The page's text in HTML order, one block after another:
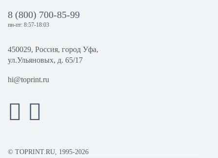
8 (800) 700-85-99
пн-пт: 8:57-18:03
450029, Россия, город Уфа,
ул.Ульяновых, д. 65/17
hi@toprint.ru
© TOPRINT.RU, 1995-2026